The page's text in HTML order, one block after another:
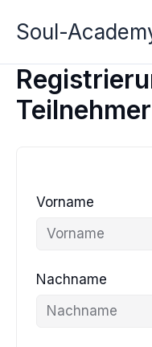
InhaltSoul-
Teilnehmer
Vorname
Nachname